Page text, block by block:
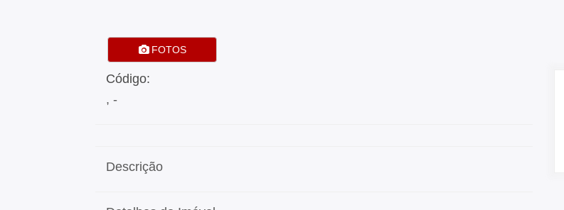
FOTOS
Código:
, -
Descrição